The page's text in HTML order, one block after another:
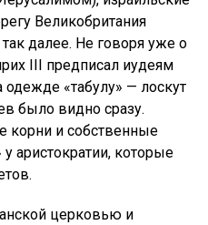
Великобритания
далее. Не говоря уже о
III предписал иудеям
«табулу» — лоскут
было видно сразу.
корни и собственные
аристократии, которые
церковью и